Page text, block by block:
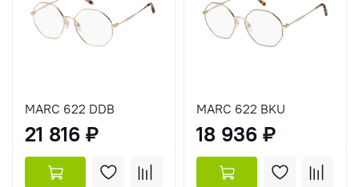
MARC 622 DDB
21 816 ₽
MARC 622 BKU
18 936 ₽